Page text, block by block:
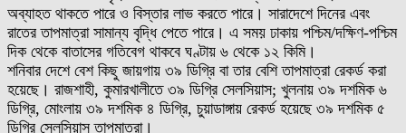
অব্যাহত থাকতে পারে ও বিস্তার লাভ করতে পারে। সারাদেশে দিনের এবং
রাতের তাপমাত্রা সামান্য বৃদ্ধি পেতে পারে। এ সময় ঢাকায় পশ্চিম/দক্ষিণ-পশ্চিম
দিক থেকে বাতাসের গতিবেগ থাকবে ঘণ্টায় ৬ থেকে ১২ কিমি।
শনিবার দেশে বেশ কিছু জায়গায় ৩৯ ডিগ্রি বা তার বেশি তাপমাত্রা রেকর্ড করা
হয়েছে। রাজশাহী, কুমারখালীতে ৩৯ ডিগ্রি সেলসিয়াস; খুলনায় ৩৯ দশমিক ৬
ডিগ্রি, মোংলায় ৩৯ দশমিক ৪ ডিগ্রি, চুয়াডাঙ্গায় রেকর্ড হয়েছে ৩৯ দশমিক ৫
ডিগ্রি সেলসিয়াস তাপমাত্রা।